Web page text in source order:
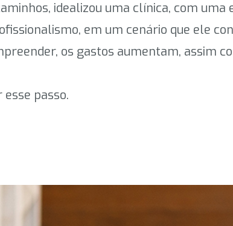
idealizou uma clínica, com
em um cenário que ele
os gastos aumentam, assim
passo.